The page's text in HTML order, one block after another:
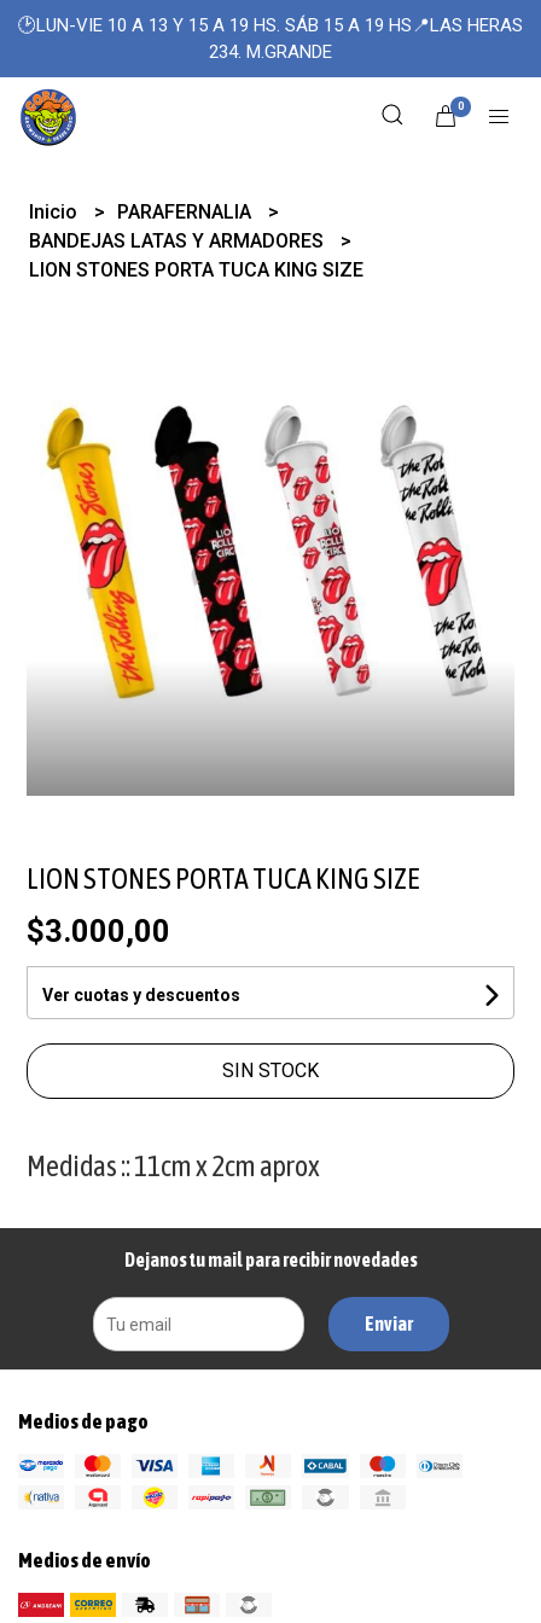
🕑LUN-VIE 10 A 13 Y 15 A 19 HS. SÁB 15 A 19 HS📍LAS HERAS
234. M.GRANDE
0
Inicio
PARAFERNALIA
BANDEJAS LATAS Y ARMADORES
LION STONES PORTA TUCA KING SIZE
LION STONES PORTA TUCA KING SIZE
$3.000,00
Ver cuotas y descuentos
SIN STOCK
Medidas :: 11cm x 2cm aprox
Dejanos tu mail para recibir novedades
Enviar
Medios de pago
Medios de envío